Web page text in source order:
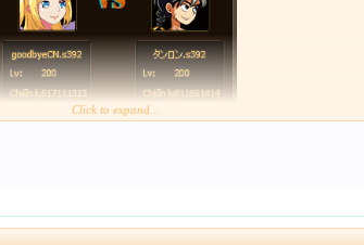
Click to expand...